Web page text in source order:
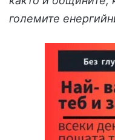
големите